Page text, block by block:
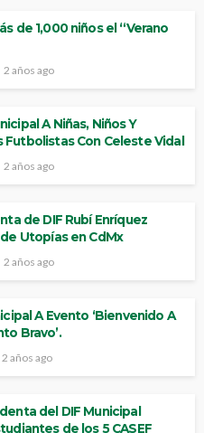
de 1,000 niños el “Verano
2 años ago
A Niñas, Niños Y
Con Celeste Vidal
2 años ago
de DIF Rubí Enríquez
Utopías en CdMx
2 años ago
A Evento ‘Bienvenido A
Bravo’.
2 años ago
del DIF Municipal
de los 5 CASEF